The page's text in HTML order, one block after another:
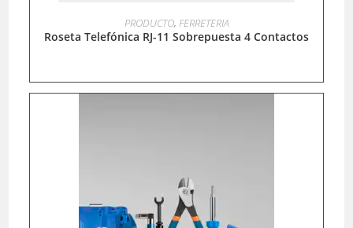
LEER MÁS
PRODUCTO, FERRETERIA
Roseta Telefónica RJ-11 Sobrepuesta 4 Contactos